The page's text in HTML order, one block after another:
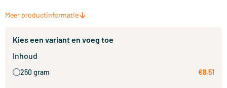
Meer productinformatie
Kies een variant en voeg toe
Inhoud
250 gram €8.51